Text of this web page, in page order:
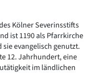
Kölner Severinsstifts
ist 1190 als Pfarrkirche
evangelisch genutzt.
12. Jahrhundert, eine
im ländlichen